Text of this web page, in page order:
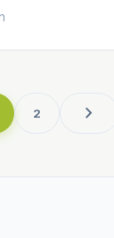
2 chevron_right